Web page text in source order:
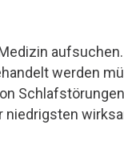
aufsuchen.
werden